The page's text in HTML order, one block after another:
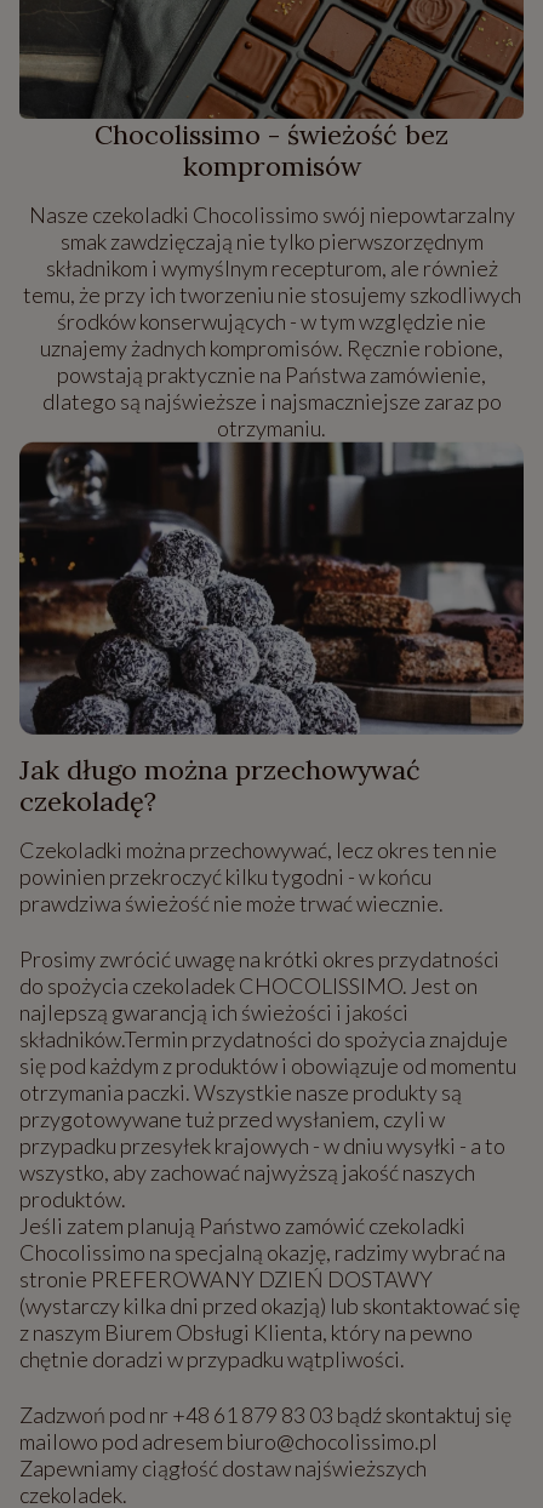
Chocolissimo - świeżość bez
kompromisów
Nasze czekoladki Chocolissimo swój niepowtarzalny
smak zawdzięczają nie tylko pierwszorzędnym
składnikom i wymyślnym recepturom, ale również
temu, że przy ich tworzeniu nie stosujemy szkodliwych
środków konserwujących - w tym względzie nie
uznajemy żadnych kompromisów. Ręcznie robione,
powstają praktycznie na Państwa zamówienie,
dlatego są najświeższe i najsmaczniejsze zaraz po
otrzymaniu.
Jak długo można przechowywać
czekoladę?
Czekoladki można przechowywać, lecz okres ten nie
powinien przekroczyć kilku tygodni - w końcu
prawdziwa świeżość nie może trwać wiecznie.
Prosimy zwrócić uwagę na krótki okres przydatności
do spożycia czekoladek CHOCOLISSIMO. Jest on
najlepszą gwarancją ich świeżości i jakości
składników.Termin przydatności do spożycia znajduje
się pod każdym z produktów i obowiązuje od momentu
otrzymania paczki. Wszystkie nasze produkty są
przygotowywane tuż przed wysłaniem, czyli w
przypadku przesyłek krajowych - w dniu wysyłki - a to
wszystko, aby zachować najwyższą jakość naszych
produktów.
Jeśli zatem planują Państwo zamówić czekoladki
Chocolissimo na specjalną okazję, radzimy wybrać na
stronie PREFEROWANY DZIEŃ DOSTAWY
(wystarczy kilka dni przed okazją) lub skontaktować się
z naszym Biurem Obsługi Klienta, który na pewno
chętnie doradzi w przypadku wątpliwości.
Zadzwoń pod nr +48 61 879 83 03 bądź skontaktuj się
mailowo pod adresem biuro@chocolissimo.pl
Zapewniamy ciągłość dostaw najświeższych
czekoladek.